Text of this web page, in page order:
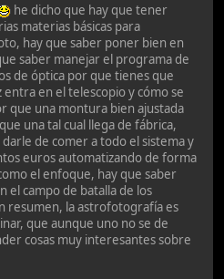
he dicho que hay que tener
materias básicas para
hay que saber poner bien en
saber manejar el programa de
de óptica por que tienes que
entra en el telescopio y cómo se
que una montura bien ajustada
una tal cual llega de fábrica,
de comer a todo el sistema y
euros automatizando de forma
el enfoque, hay que saber
el campo de batalla de los
resumen, la astrofotografía es
que aunque uno no se de
cosas muy interesantes sobre